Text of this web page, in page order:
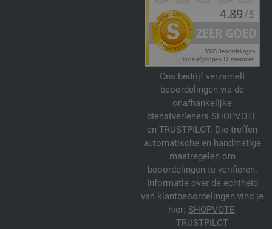
Ons bedrijf verzamelt
beoordelingen via de
onafhankelijke
dienstverleners SHOPVOTE
en TRUSTPILOT. Die treffen
automatische en handmatige
maatregelen om
beoordelingen te verifiëren.
Informatie over de echtheid
van klantbeoordelingen vind je
hier: SHOPVOTE,
TRUSTPILOT